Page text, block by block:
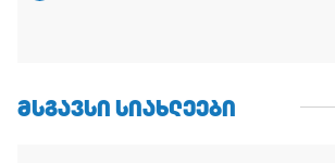
ᲛᲡᲒᲐᲕᲡᲘ ᲡᲘᲐᲮᲚᲔᲔᲑᲘ